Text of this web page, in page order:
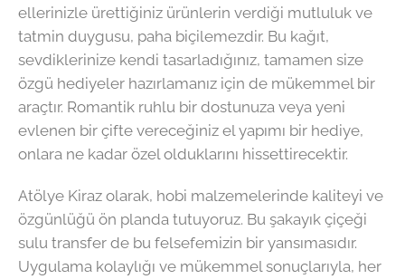
ellerinizle ürettiğiniz ürünlerin verdiği mutluluk ve
tatmin duygusu, paha biçilemezdir. Bu kağıt,
sevdiklerinize kendi tasarladığınız, tamamen size
özgü hediyeler hazırlamanız için de mükemmel bir
araçtır. Romantik ruhlu bir dostunuza veya yeni
evlenen bir çifte vereceğiniz el yapımı bir hediye,
onlara ne kadar özel olduklarını hissettirecektir.
Atölye Kiraz olarak, hobi malzemelerinde kaliteyi ve
özgünlüğü ön planda tutuyoruz. Bu şakayık çiçeği
sulu transfer de bu felsefemizin bir yansımasıdır.
Uygulama kolaylığı ve mükemmel sonuçlarıyla, her